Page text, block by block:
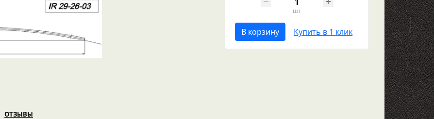
шт
В корзину Купить в 1 клик
ОТЗЫВЫ